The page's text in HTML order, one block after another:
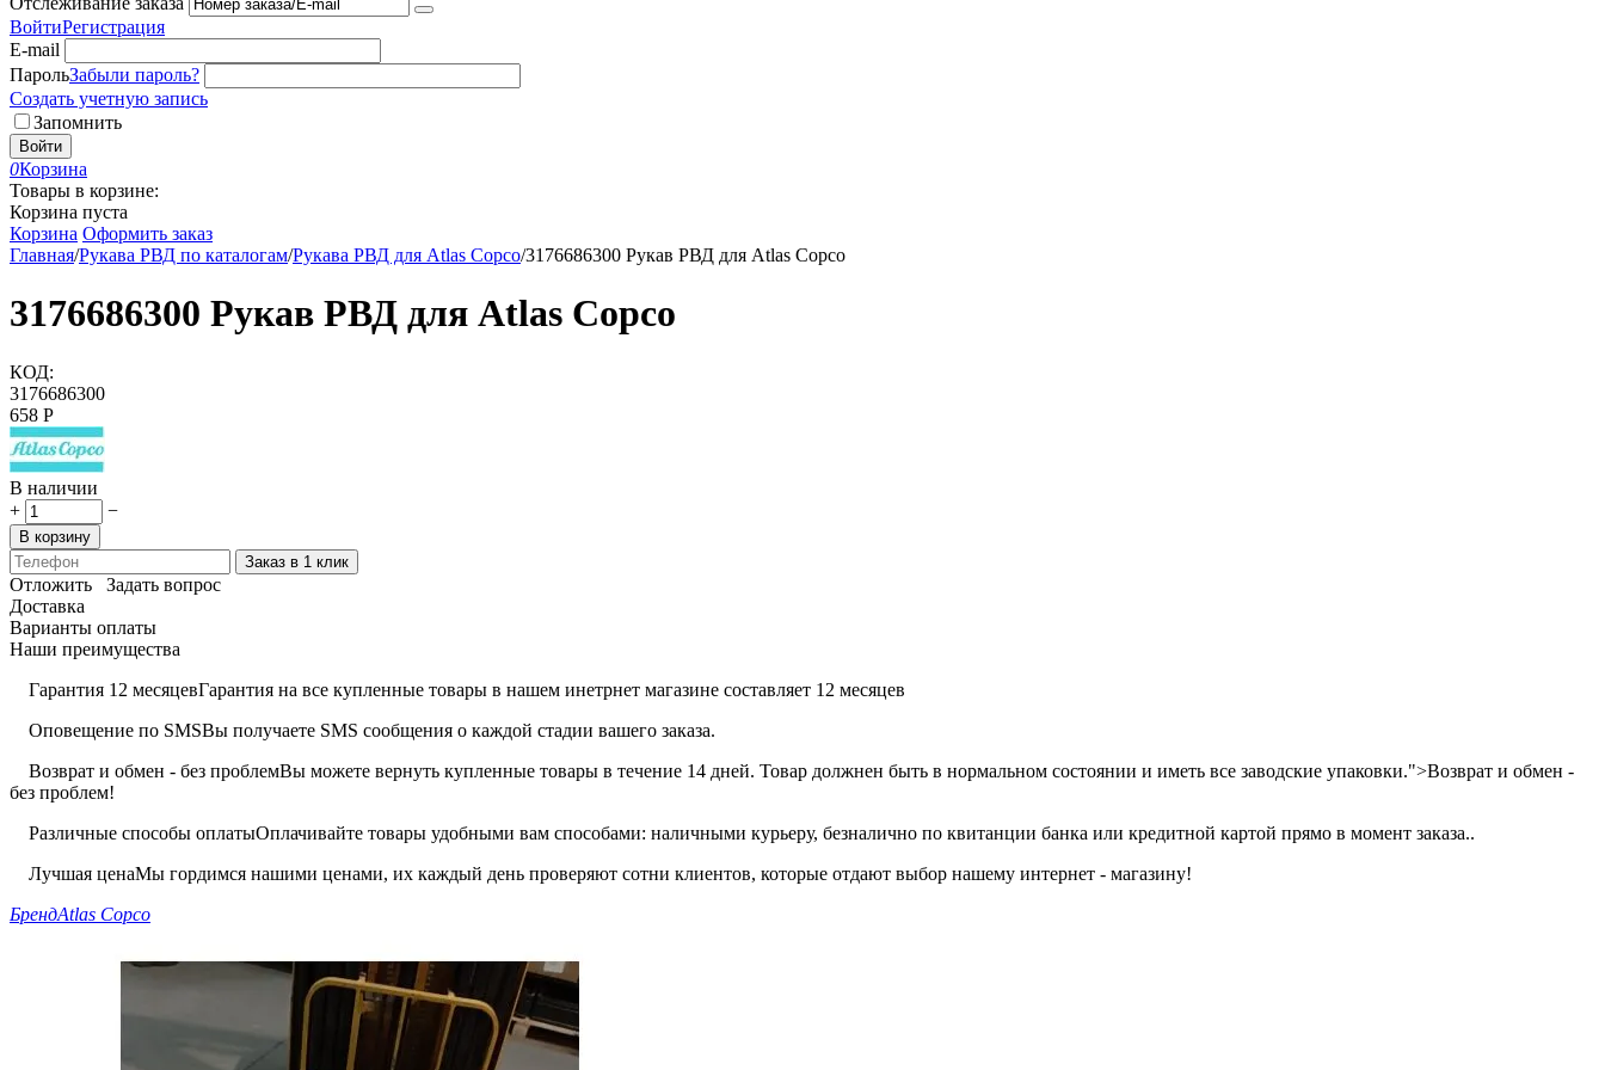
ВойтиРегистрация
E-mail
ПарольЗабыли пароль?
Создать учетную запись
Запомнить
Войти
0Корзина
Товары в корзине:
Корзина пуста
Корзина Оформить заказ
Главная/Рукава РВД по каталогам/Рукава РВД для Atlas Copco/3176686300 Рукав РВД для Atlas Copco
3176686300 Рукав РВД для Atlas Copco
КОД:
3176686300
‍658‍ Р
В наличии
+
−
В корзину
Заказ в 1 клик
Отложить
Задать вопрос
Доставка
Варианты оплаты
Наши преимущества
Гарантия 12 месяцевГарантия на все купленные товары в нашем инетрнет магазине составляет 12 месяцев
Оповещение по SMSВы получаете SMS сообщения о каждой стадии вашего заказа.
Возврат и обмен - без проблемВы можете вернуть купленные товары в течение 14 дней. Товар должнен быть в нормальном состоянии и иметь все заводские упаковки.">Возврат и обмен -
без проблем!
Различные способы оплатыОплачивайте товары удобными вам способами: наличными курьеру, безналично по квитанции банка или кредитной картой прямо в момент заказа..
Лучшая ценаМы гордимся нашими ценами, их каждый день проверяют сотни клиентов, которые отдают выбор нашему интернет - магазину!
БрендAtlas Copco